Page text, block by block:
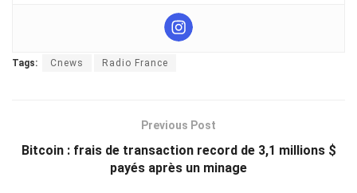
Tags: Cnews Radio France
Previous Post
Bitcoin : frais de transaction record de 3,1 millions $
payés après un minage